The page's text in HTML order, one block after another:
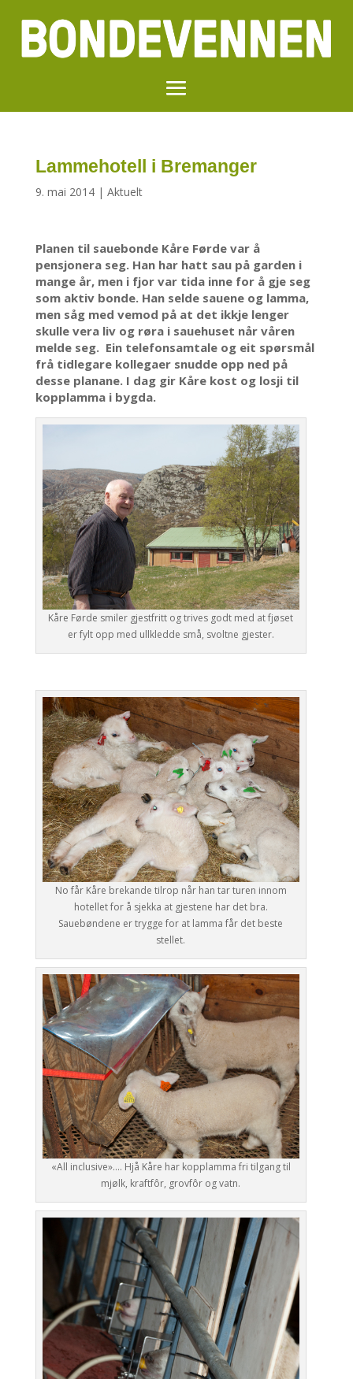
Lammehotell i Bremanger
9. mai 2014| Aktuelt
Planen til sauebonde Kåre Førde var å
pensjonera seg. Han har hatt sau på garden i
mange år, men i fjor var tida inne for å gje seg
som aktiv bonde. Han selde sauene og lamma,
men såg med vemod på at det ikkje lenger
skulle vera liv og røra i sauehuset når våren
melde seg. Ein telefonsamtale og eit spørsmål
frå tidlegare kollegaer snudde opp ned på
desse planane. I dag gir Kåre kost og losji til
kopplamma i bygda.
Kåre Førde smiler gjestfritt og trives godt med at fjøset
er fylt opp med ullkledde små, svoltne gjester.
No får Kåre brekande tilrop når han tar turen innom
hotellet for å sjekka at gjestene har det bra.
Sauebøndene er trygge for at lamma får det beste
stellet.
«All inclusive»…. Hjå Kåre har kopplamma fri tilgang til
mjølk, kraftfôr, grovfôr og vatn.